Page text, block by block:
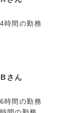
時間の勤務
さん
時間の勤務